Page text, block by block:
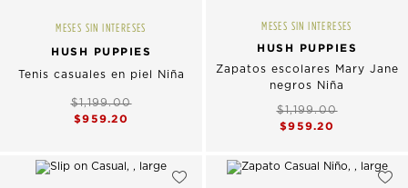
MESES SIN INTERESES
HUSH PUPPIES
Tenis casuales en piel Niña
$1,199.00
$959.20
MESES SIN INTERESES
HUSH PUPPIES
Zapatos escolares Mary Jane
negros Niña
$1,199.00
$959.20